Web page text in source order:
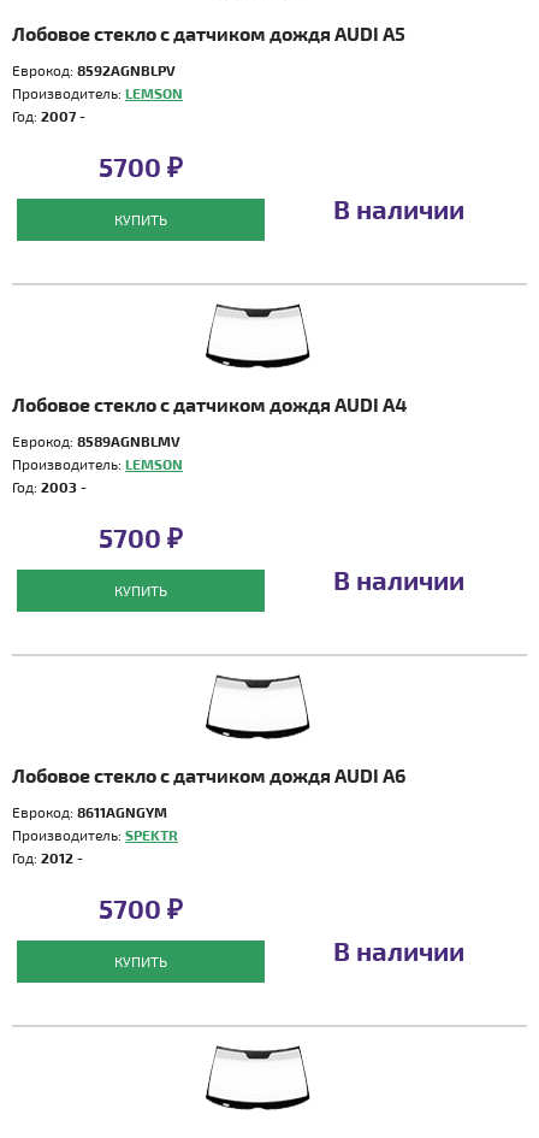
Лобовое стекло с датчиком дождя AUDI A5
Еврокод: 8592AGNBLPV
Производитель: LEMSON
Год: 2007 -
5700 ₽
КУПИТЬ В наличии
Лобовое стекло с датчиком дождя AUDI A4
Еврокод: 8589AGNBLMV
Производитель: LEMSON
Год: 2003 -
5700 ₽
КУПИТЬ В наличии
Лобовое стекло с датчиком дождя AUDI A6
Еврокод: 8611AGNGYM
Производитель: SPEKTR
Год: 2012 -
5700 ₽
КУПИТЬ В наличии